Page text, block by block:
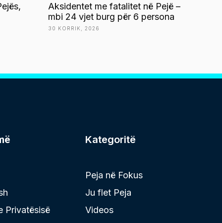
Aksidentet me fatalitet në Pejë –
mbi 24 vjet burg për 6 persona
30 KORRIK, 2026
Privatësisë
Kategoritë
Peja në Fokus
Ju flet Peja
Videos